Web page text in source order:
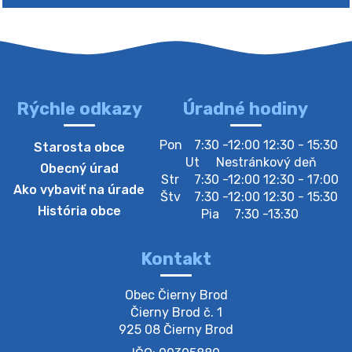
4. augusta 2026 10:05
Zberný dvor-Gyűjtőudvar
Oznamujeme obyvateľom, že v stredu 05. augusta
bude zberný dvor zatvorený. Értesítjük a lakosokat,
hogy szerdán augusztus 05-én a gyűjtőudvar zárva
lesz https://ciernybrod.sk?p=214…
Zber separovaného odpadu plastu-
Szeparált műanya…
Oznamujeme obyvateľom, že v stredu 05. augusta
prebehne zber separovaného odpadu plastu. Prosíme
Rýchle odkazy
Starosta obce
Obecný úrad
Ako vybaviť na úrade
História obce
Úradné hodiny
Pon
7:30 -12:00 12:30 - 15:30
Ut
Nestránkový deň
Str
7:30 -12:00 12:30 - 17:00
Štv
7:30 -12:00 12:30 - 15:30
Pia
7:30 -13:30
Kontakt
Obec Čierny Brod
Čierny Brod č. 1
925 08 Čierny Brod